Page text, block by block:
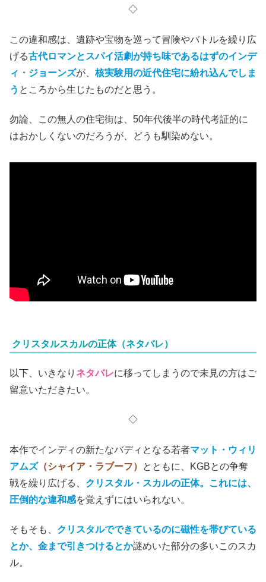
◇
この違和感は、遺跡や宝物を巡って冒険やバトルを繰り広
げる古代ロマンとスパイ活劇が持ち味であるはずのインデ
ィ・ジョーンズが、 核実験用の近代住宅に紛れ込んでしま
う ところから生じたものだと思う。
勿論、この無人の住宅街は、50年代後半の時代考証的に
はおかしくないのだろうが、どうも馴染めない。
クリスタルスカルの正体（ネタバレ）
以下、いきなり ネタバレに移ってしまうので未見の方はご
留意いただきたい。
◇
本作でインディの新たなバディとなる若者マット・ウィリ
アムズ（シャイア・ラブーフ）
とともに、KGBとの争奪
戦を繰り広げる、 クリスタル・スカルの正体。これには、
圧倒的な違和感を覚えずにはいられない。
そもそも、 クリスタルでできているのに磁性を帯びている
とか、金まで引きつけるとか謎めいた部分の多いこのスカ
ル。